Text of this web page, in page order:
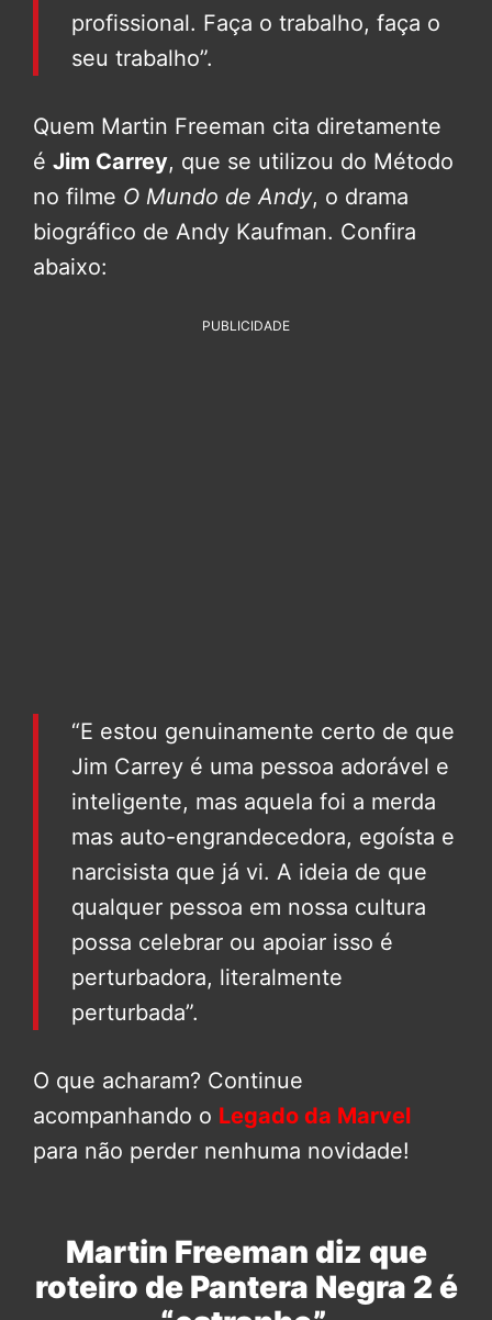
profissional. Faça o trabalho, faça o
seu trabalho”.
Quem Martin Freeman cita diretamente
é Jim Carrey, que se utilizou do Método
no filme O Mundo de Andy, o drama
biográfico de Andy Kaufman. Confira
abaixo:
PUBLICIDADE
“E estou genuinamente certo de que
Jim Carrey é uma pessoa adorável e
inteligente, mas aquela foi a merda
mas auto-engrandecedora, egoísta e
narcisista que já vi. A ideia de que
qualquer pessoa em nossa cultura
possa celebrar ou apoiar isso é
perturbadora, literalmente
perturbada”.
O que acharam? Continue
acompanhando o Legado da Marvel
para não perder nenhuma novidade!
Martin Freeman diz que
roteiro de Pantera Negra 2 é